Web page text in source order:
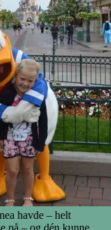
havde – helt
på – og dén kunne